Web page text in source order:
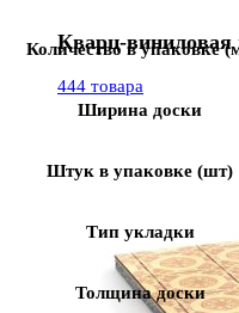
Кварц-виниловая
444 товара
Количество в упаковке
Ширина доски
Штук в упаковке (шт)
Тип укладки
Толщина доски